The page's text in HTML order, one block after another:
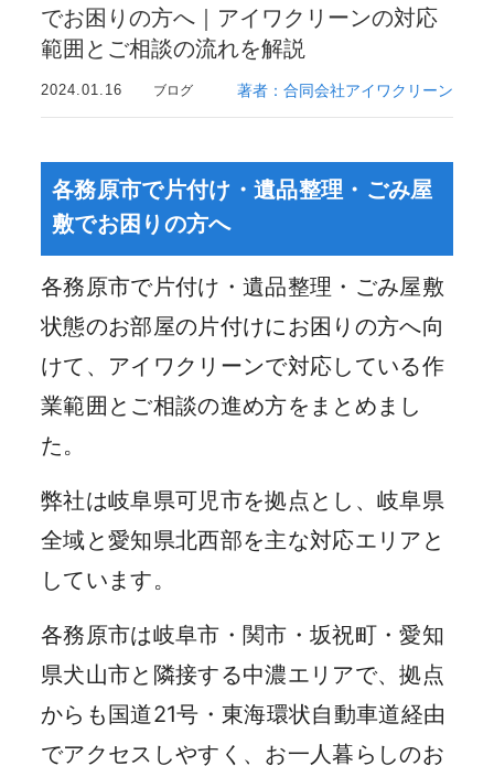
でお困りの方へ｜アイワクリーンの対応
範囲とご相談の流れを解説
2024.01.16 ブログ 著者：合同会社アイワクリーン
各務原市で片付け・遺品整理・ごみ屋
敷でお困りの方へ
各務原市で片付け・遺品整理・ごみ屋敷
状態のお部屋の片付けにお困りの方へ向
けて、アイワクリーンで対応している作
業範囲とご相談の進め方をまとめまし
た。
弊社は岐阜県可児市を拠点とし、岐阜県
全域と愛知県北西部を主な対応エリアと
しています。
各務原市は岐阜市・関市・坂祝町・愛知
県犬山市と隣接する中濃エリアで、拠点
からも国道21号・東海環状自動車道経由
でアクセスしやすく、お一人暮らしのお